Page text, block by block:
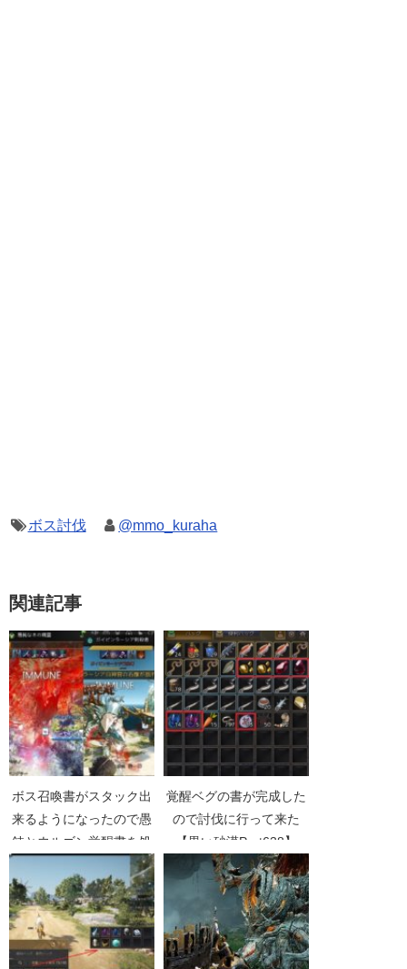
ボス討伐 @mmo_kuraha
関連記事
ボス召喚書がスタック出
来るようになったので愚
鈍とウルゴン覚醒書を処
理してきた【黒い砂漠
Part2202】
覚醒ベグの書が完成した
ので討伐に行って来た
【黒い砂漠Part638】